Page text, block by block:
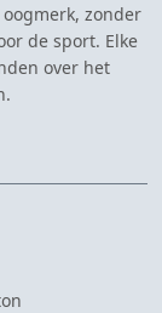
zonder
de sport. Elke
over het